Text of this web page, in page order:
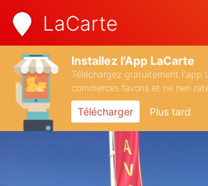
LaCarte
Installez l'App LaCarte
Téléchargez gratuitement l'app
commerces favoris et ne rien
Télécharger Plus tard